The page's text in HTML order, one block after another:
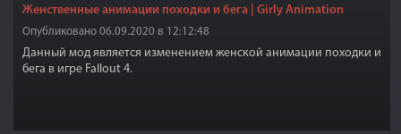
Женственные анимации походки и бега | Girly Animation
Опубликовано 06.09.2020 в 12:12:48
Данный мод является изменением женской анимации походки и
бега в игре Fallout 4.